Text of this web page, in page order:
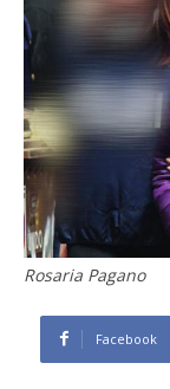
Rosaria Pagano
Facebook